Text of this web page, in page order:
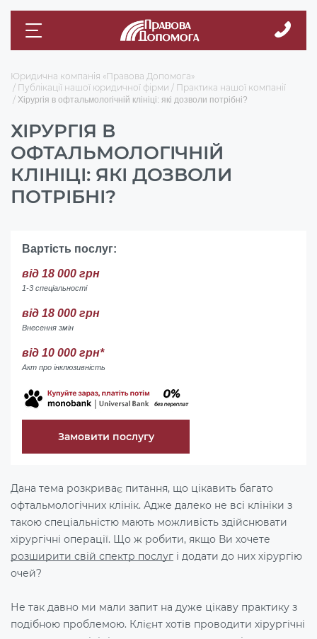
Юридична компанія «Правова Допомога»
Публікації нашої юридичної фірми
Практика нашої компанії
Хірургія в офтальмологічній клініці: які дозволи потрібні?
ХІРУРГІЯ В
ОФТАЛЬМОЛОГІЧНІЙ
КЛІНІЦІ: ЯКІ ДОЗВОЛИ
ПОТРІБНІ?
Вартість послуг:
від 18 000 грн
1-3 спеціальності
від 18 000 грн
Внесення змін
від 10 000 грн*
Акт про інклюзивність
Замовити послугу
Дана тема розкриває питання, що цікавить багато
офтальмологічних клінік. Адже далеко не всі клініки з
такою спеціальністю мають можливість здійснювати
хірургічні операції. Що ж робити, якщо Ви хочете
розширити свій спектр послуг і додати до них хірургію
очей?
Не так давно ми мали запит на дуже цікаву практику з
подібною проблемою. Клієнт хотів проводити хірургічні